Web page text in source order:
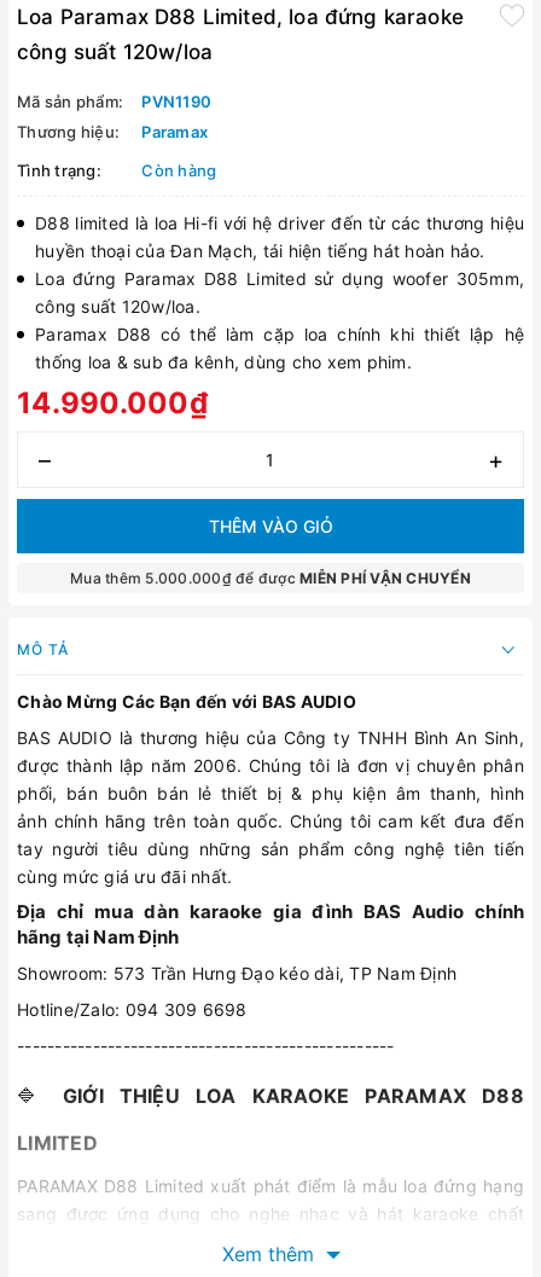
Loa Paramax D88 Limited, loa đứng karaoke
công suất 120w/loa
Mã sản phẩm:
PVN1190
Thương hiệu:
Paramax
Tình trạng:
Còn hàng
D88 limited là loa Hi-fi với hệ driver đến từ các thương hiệu
huyền thoại của Đan Mạch, tái hiện tiếng hát hoàn hảo.
Loa đứng Paramax D88 Limited sử dụng woofer 305mm,
công suất 120w/loa.
Paramax D88 có thể làm cặp loa chính khi thiết lập hệ
thống loa & sub đa kênh, dùng cho xem phim.
14.990.000₫
– +
THÊM VÀO GIỎ
Mua thêm 5.000.000₫ để đượcMIỄN PHÍ VẬN CHUYỂN
MÔ TẢ
Chào Mừng Các Bạn đến với BAS AUDIO
BAS AUDIO là thương hiệu của Công ty TNHH Bình An Sinh,
được thành lập năm 2006. Chúng tôi là đơn vị chuyên phân
phối, bán buôn bán lẻ thiết bị & phụ kiện âm thanh, hình
ảnh chính hãng trên toàn quốc. Chúng tôi cam kết đưa đến
tay người tiêu dùng những sản phẩm công nghệ tiên tiến
cùng mức giá ưu đãi nhất.
Địa chỉ mua dàn karaoke gia đình BAS Audio chính
hãng tại Nam Định
Showroom: 573 Trần Hưng Đạo kéo dài, TP Nam Định
Hotline/Zalo: 094 309 6698
--------------------------------------------------
🔷 GIỚI THIỆU LOA KARAOKE PARAMAX D88
LIMITED
PARAMAX D88 Limited xuất phát điểm là mẫu loa đứng hạng
sang được ứng dụng cho nghe nhạc và hát karaoke chất
lượng cao. Với kỹ thuật trình diễn cân bằng theo phong cách
âm thanh Bắc Âu, thiết kế 3 đường tiếng mượt mà, hòa
Xem thêm